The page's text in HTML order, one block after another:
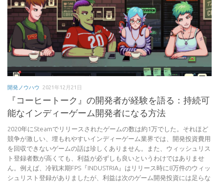
開発ノウハウ 2021年12月21日
『コーヒートーク』の開発者が経験を語る：持続可
能なインディーゲーム開発者になる方法
2020年にSteamでリリースされたゲームの数は約1万でした。それほど
競争が激しい、埋もれやすいインディーゲーム業界では、開発投資費用
を回収できないゲームの話は珍しくありません。また、ウィッシュリス
ト登録者数が高くても、利益が必ずしも良いというわけではありませ
ん。例えば、冷戦末期FPS『INDUSTRIA』はリリース時に8万件のウィッ
シュリスト登録がありましたが、利益は次のゲーム開発投資には足らな